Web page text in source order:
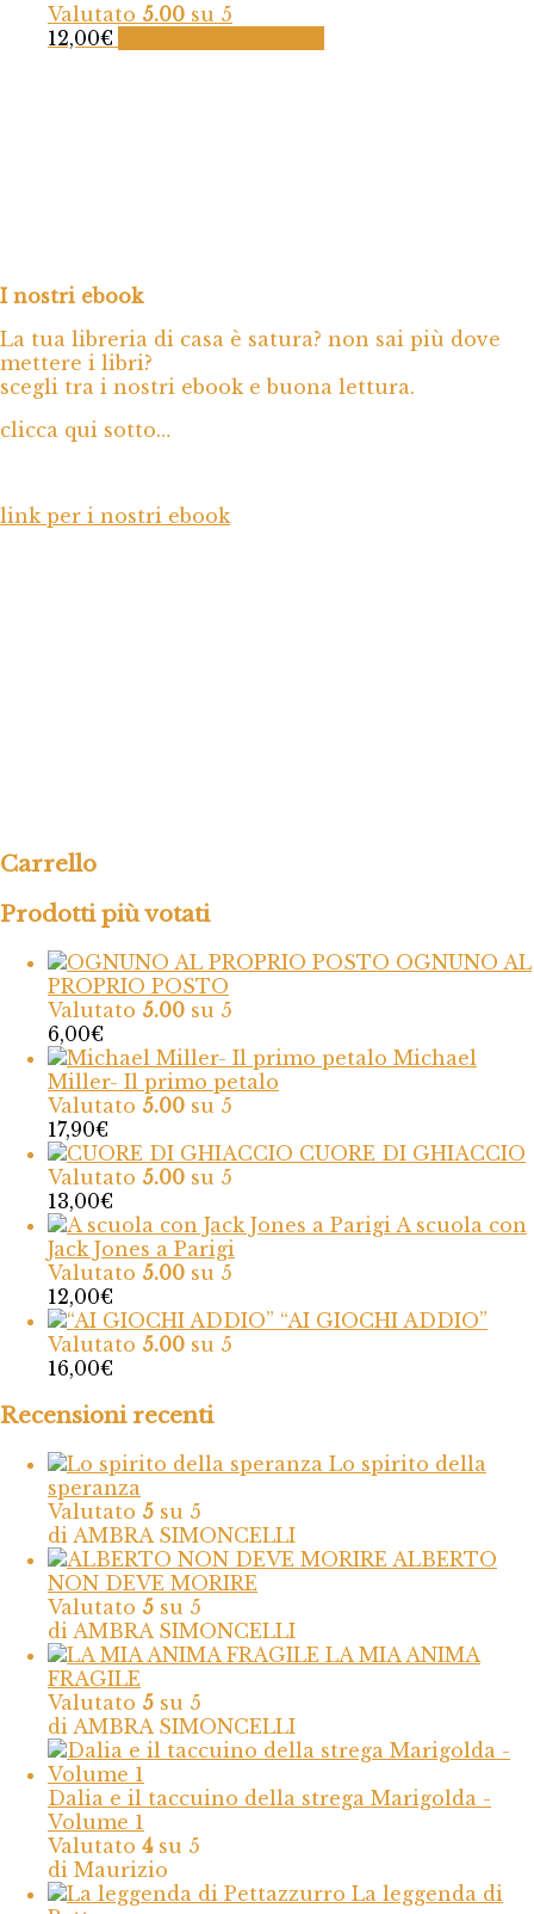
Valutato 5.00 su 5
12,00€
I nostri ebook
La tua libreria di casa è satura? non sai più dove
mettere i libri?
scegli tra i nostri ebook e buona lettura.
clicca qui sotto…
link per i nostri ebook
Carrello
Prodotti più votati
OGNUNO AL
PROPRIO POSTO
Valutato 5.00 su 5
6,00€
Michael
Miller- Il primo petalo
Valutato 5.00 su 5
17,90€
CUORE DI GHIACCIO
Valutato 5.00 su 5
13,00€
A scuola con
Jack Jones a Parigi
Valutato 5.00 su 5
12,00€
“AI GIOCHI ADDIO”
Valutato 5.00 su 5
16,00€
Recensioni recenti
Lo spirito della
speranza
Valutato 5 su 5
di AMBRA SIMONCELLI
ALBERTO
NON DEVE MORIRE
Valutato 5 su 5
di AMBRA SIMONCELLI
LA MIA ANIMA
FRAGILE
Valutato 5 su 5
di AMBRA SIMONCELLI
Dalia e il taccuino della strega Marigolda -
Volume 1
Valutato 4su 5
di Maurizio
La leggenda di